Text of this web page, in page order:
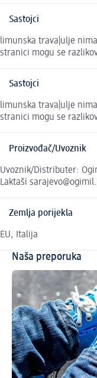
Sastojci
limunska trava|ulje
stranici mogu se
Sastojci
limunska trava|ulje
stranici mogu se
Proizvođač/Uvoznik
Uvoznik/Distributer:
Laktaši
Zemlja porijekla
EU, Italija
Naša preporuka